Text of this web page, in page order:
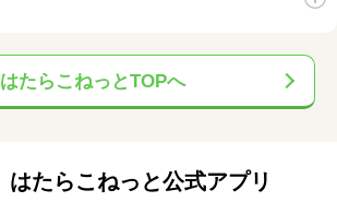
はたらこねっとTOPへ
はたらこねっと公式アプリ